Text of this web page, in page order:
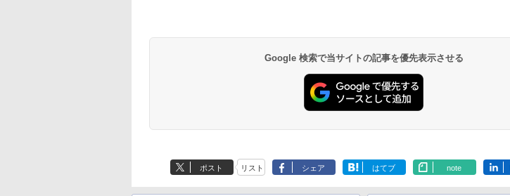
Google 検索で当サイトの記事を優先表示させる
ポスト リスト シェア はてブ note